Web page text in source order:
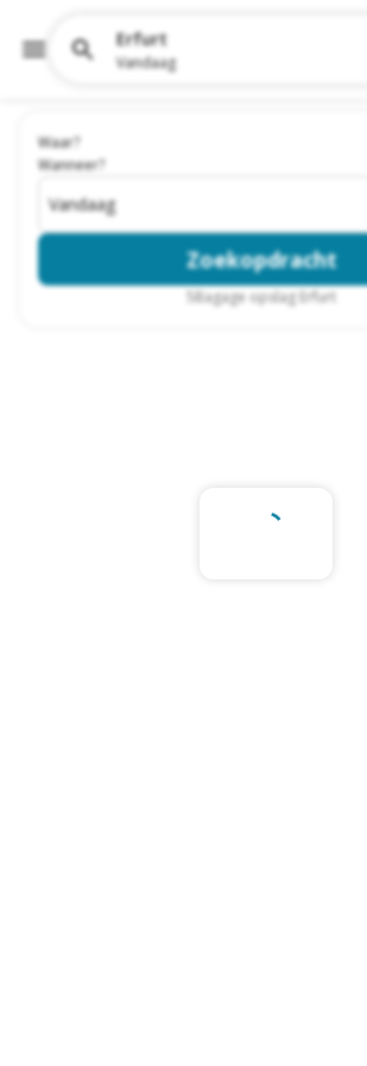
Waar?
Wanneer?
Vandaag
Zoekopdracht
5Bagage opslag Erfurt
Erfurt
Vandaag